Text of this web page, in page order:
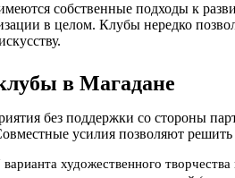
собственные подходы к
в целом. Клубы нередко
в Магадане
без поддержки со стороны
усилия позволяют решить
художественного творчества